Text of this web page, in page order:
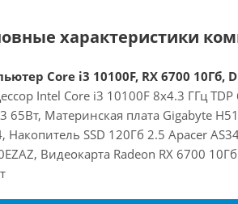
характеристики
Core i3 10100F, RX 6700 10Гб,
Intel Core i3 10100F 8x4.3 ГГц
65Вт, Материнская плата Gigabyte
Накопитель SSD 120Гб 2.5 Apacer
Видеокарта Radeon RX 6700